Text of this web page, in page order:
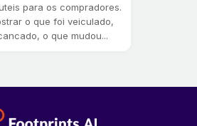
para os compradores.
o que foi veiculado,
o que mudou...